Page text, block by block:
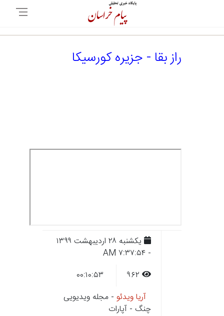
راز بقا - جزیره کورسیکا
يکشنبه ۲۸ ارديبهشت ۱۳۹۹
- ۷:۳۷:۵۴ AM
آریا ویدئو - مجله ویدیویی
چنگ - آپارات